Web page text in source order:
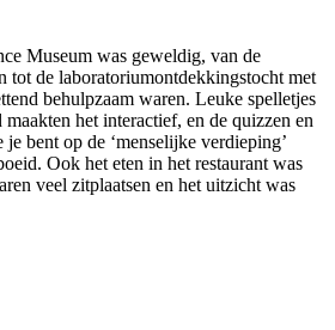
Museum was geweldig, van de
tot de laboratoriumontdekkingstocht met
behulpzaam waren. Leuke spelletjes
het interactief, en de quizzen en
bent op de ‘menselijke verdieping’
Ook het eten in het restaurant was
veel zitplaatsen en het uitzicht was